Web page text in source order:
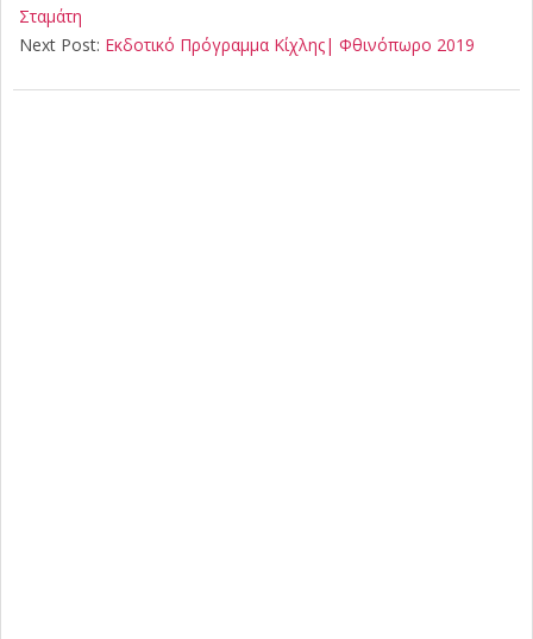
15
Σταμάτη
Next Post: Εκδοτικό Πρόγραμμα Κίχλης| Φθινόπωρο 2019